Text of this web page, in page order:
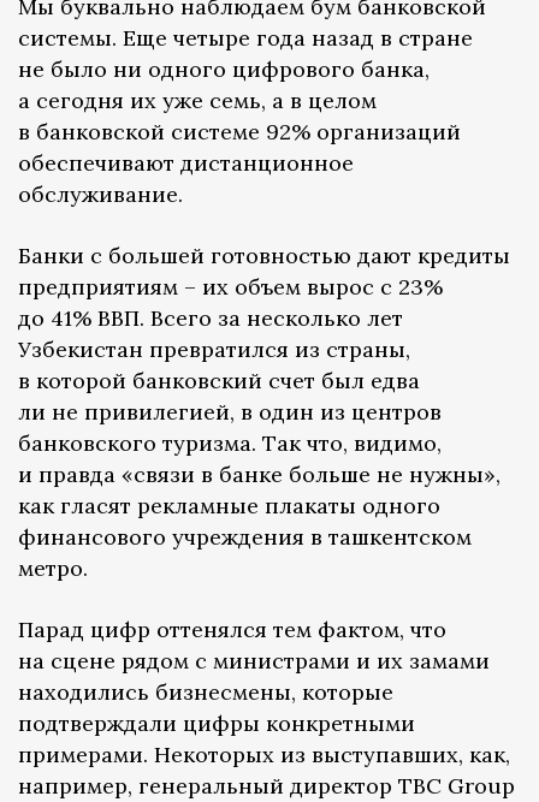
Мы буквально наблюдаем бум банковской
системы. Еще четыре года назад в стране
не было ни одного цифрового банка,
а сегодня их уже семь, а в целом
в банковской системе 92% организаций
обеспечивают дистанционное
обслуживание.
Банки с большей готовностью дают кредиты
предприятиям – их объем вырос с 23%
до 41% ВВП. Всего за несколько лет
Узбекистан превратился из страны,
в которой банковский счет был едва
ли не привилегией, в один из центров
банковского туризма. Так что, видимо,
и правда «связи в банке больше не нужны»,
как гласят рекламные плакаты одного
финансового учреждения в ташкентском
метро.
Парад цифр оттенялся тем фактом, что
на сцене рядом с министрами и их замами
находились бизнесмены, которые
подтверждали цифры конкретными
примерами. Некоторых из выступавших, как,
например, генеральный директор TBC Group